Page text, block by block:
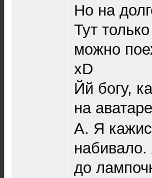
Но на
Тут
можно
xD
Йй богу,
на
А. Я
набивало.
до